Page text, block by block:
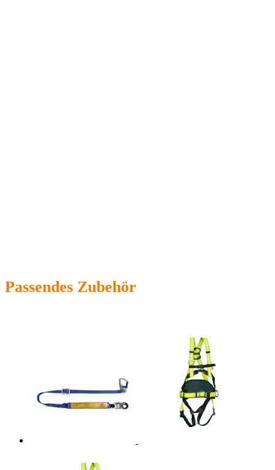
Passendes Zubehör